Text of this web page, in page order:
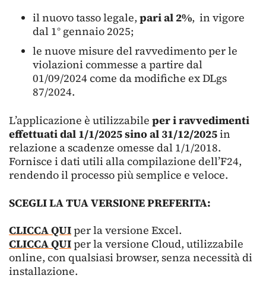
il nuovo tasso legale, pari al 2%, in vigore
dal 1° gennaio 2025;
le nuove misure del ravvedimento per le
violazioni commesse a partire dal
01/09/2024 come da modifiche ex DLgs
87/2024.
L’applicazione è utilizzabile per i ravvedimenti
effettuati dal 1/1/2025 sino al 31/12/2025in
relazione a scadenze omesse dal 1/1/2018.
Fornisce i dati utili alla compilazione dell’F24,
rendendo il processo più semplice e veloce.
SCEGLI LA TUA VERSIONE PREFERITA:
CLICCA QUIper la versione Excel.
CLICCA QUIper la versione Cloud, utilizzabile
online, con qualsiasi browser, senza necessità di
installazione.